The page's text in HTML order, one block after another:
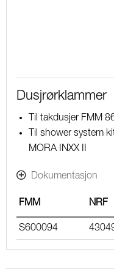
Dusjrørklammer
Til takdusjer FMM
Til shower system
MORA INXX II
Dokumentasjon
FMM NRF
S600094